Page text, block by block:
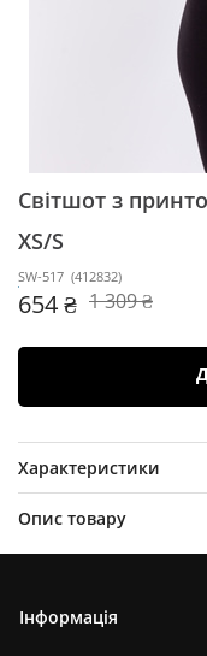
Світшот з
XS/S
SW-517 (412832)
654 ₴ 1 309 ₴
Характеристики
Опис товару
Інформація